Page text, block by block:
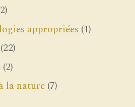
appropriées (1)
(22)
(2)
la nature (7)